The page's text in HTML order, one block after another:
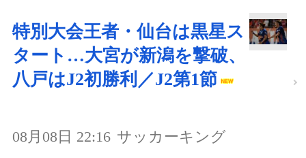
特別大会王者・仙台は黒星ス
タート…大宮が新潟を撃破、
八戸はJ2初勝利／J2第1節
08月08日 22:16 サッカーキング